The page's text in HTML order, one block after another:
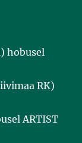
hobusel
RK)
ARTIST